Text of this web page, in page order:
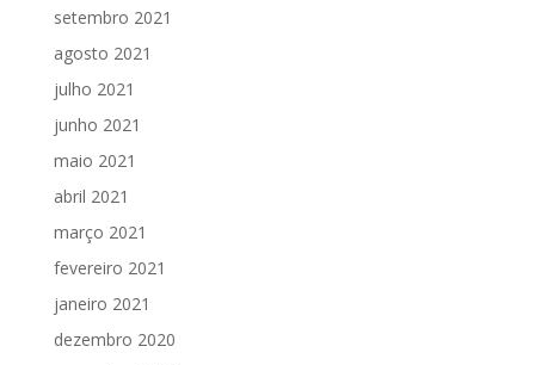
setembro 2021
agosto 2021
julho 2021
junho 2021
maio 2021
abril 2021
março 2021
fevereiro 2021
janeiro 2021
dezembro 2020